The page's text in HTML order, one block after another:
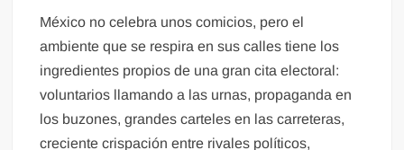
México no celebra unos comicios, pero el
ambiente que se respira en sus calles tiene los
ingredientes propios de una gran cita electoral:
voluntarios llamando a las urnas, propaganda en
los buzones, grandes carteles en las carreteras,
creciente crispación entre rivales políticos,